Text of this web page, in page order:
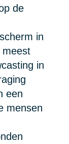
de
in
meest
in
een
mensen